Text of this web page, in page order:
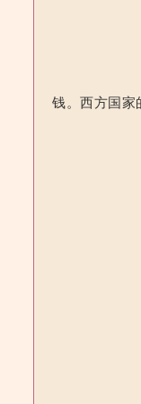
钱。西方国家